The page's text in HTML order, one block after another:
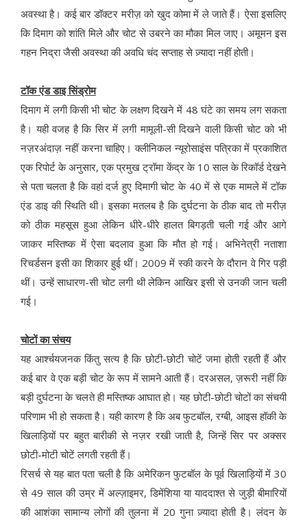
अवस्था है। कई बार डॉक्टर मरीज़ को खुद कोमा में ले जाते हैं। ऐसा इसलिए
कि दिमाग को शांति मिले और चोट से उबरने का मौका मिल जाए। अमूमन इस
गहन निद्रा जैसी अवस्था की अवधि चंद सप्ताह से ज़्यादा नहीं होती।
टॉक एंड डाइ सिंड्रोम
दिमाग में लगी किसी भी चोट के लक्षण दिखने में 48 घंटे का समय लग सकता
है। यही वजह है कि सिर में लगी मामूली-सी दिखने वाली किसी चोट को भी
नज़रअंदाज़ नहीं करना चाहिए। क्लीनिकल न्यूरोसाइंस पत्रिका में प्रकाशित
एक रिपोर्ट के अनुसार, एक प्रमुख ट्रॉमा केंद्र के 10 साल के रिकॉर्ड देखने
से पता चलता है कि वहां दर्ज हुए दिमागी चोट के 40 में से एक मामले में टॉक
एंड डाइ की स्थिति थी। इसका मतलब है कि दुर्घटना के ठीक बाद तो मरीज़
को ठीक महसूस हुआ लेकिन धीरे-धीरे हालत बिगड़ती चली गई और आगे
जाकर मस्तिष्क में ऐसा बदलाव हुआ कि मौत हो गई। अभिनेत्री नताशा
रिचर्डसन इसी का शिकार हुई थीं। 2009 में स्की करने के दौरान वे गिर पड़ी
थीं। उन्हें साधारण-सी चोट लगी थी लेकिन आखिर इसी से उनकी जान चली
गई।
चोटों का संचय
यह आर्श्चयजनक किंतु सत्य है कि छोटी-छोटी चोटें जमा होती रहती हैं और
कई बार वे एक बड़ी चोट के रूप में सामने आती हैं। दरअसल, ज़रूरी नहीं कि
बड़ी दुर्घटना के चलते ही मस्तिष्क आघात हो। यह छोटी-छोटी चोटों का संचयी
परिणाम भी हो सकता है। यही कारण है कि अब फुटबॉल, रग्बी, आइस हॉकी के
खिलाड़ियों पर बहुत बारीकी से नज़र रखी जाती है, जिन्हें सिर पर अक्सर
छोटी-मोटी चोटें लगती रहती हैं।
रिसर्च से यह बात पता चली है कि अमेरिकन फुटबॉल के पूर्व खिलाड़ियों में 30
से 49 साल की उम्र में अल्ज़ाइमर, डिमेंशिया या याददाश्त से जुड़ी बीमारियों
की आशंका सामान्य लोगों की तुलना में 20 गुना ज़्यादा होती है। लंदन के